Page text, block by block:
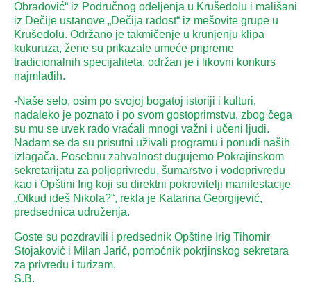
Obradović“ iz Područnog odeljenja u Krušedolu i mališani
iz Dečije ustanove „Dečija radost“ iz mešovite grupe u
Krušedolu. Održano je takmičenje u krunjenju klipa
kukuruza, žene su prikazale umeće pripreme
tradicionalnih specijaliteta, održan je i likovni konkurs
najmlađih.
-Naše selo, osim po svojoj bogatoj istoriji i kulturi,
nadaleko je poznato i po svom gostoprimstvu, zbog čega
su mu se uvek rado vraćali mnogi važni i učeni ljudi.
Nadam se da su prisutni uživali programu i ponudi naših
izlagača. Posebnu zahvalnost dugujemo Pokrajinskom
sekretarijatu za poljoprivredu, šumarstvo i vodoprivredu
kao i Opštini Irig koji su direktni pokrovitelji manifestacije
„Otkud ideš Nikola?“, rekla je Katarina Georgijević,
predsednica udruženja.
Goste su pozdravili i predsednik Opštine Irig Tihomir
Stojaković i Milan Jarić, pomoćnik pokrjinskog sekretara
za privredu i turizam.
S.B.